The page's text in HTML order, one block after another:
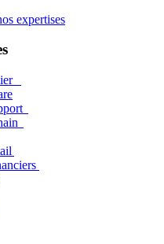
expertises